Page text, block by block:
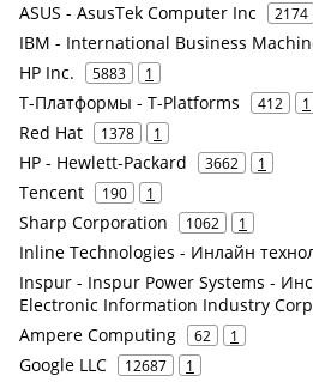
ASUS - AsusTek Computer Inc 2174
IBM - International Business
HP Inc. 5883 1
Т-Платформы - T-Platforms 412 1
Red Hat 1378 1
HP - Hewlett-Packard 3662 1
Tencent 190 1
Sharp Corporation 1062 1
Inline Technologies - Инлайн
Inspur - Inspur Power Systems -
Electronic Information Industry
Ampere Computing 62 1
Google LLC 12687 1